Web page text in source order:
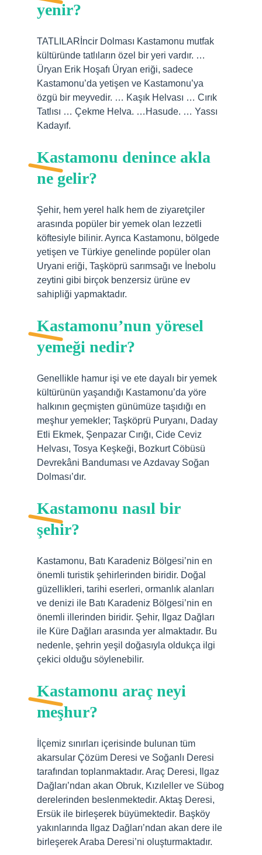
yenir?
TATLILARİncir Dolması Kastamonu mutfak
kültüründe tatlıların özel bir yeri vardır. …
Üryan Erik Hoşafı Üryan eriği, sadece
Kastamonu’da yetişen ve Kastamonu’ya
özgü bir meyvedir. … Kaşık Helvası … Cırık
Tatlısı … Çekme Helva. …Hasude. … Yassı
Kadayıf.
Kastamonu denince akla
ne gelir?
Şehir, hem yerel halk hem de ziyaretçiler
arasında popüler bir yemek olan lezzetli
köftesiyle bilinir. Ayrıca Kastamonu, bölgede
yetişen ve Türkiye genelinde popüler olan
Uryani eriği, Taşköprü sarımsağı ve İnebolu
zeytini gibi birçok benzersiz ürüne ev
sahipliği yapmaktadır.
Kastamonu’nun yöresel
yemeği nedir?
Genellikle hamur işi ve ete dayalı bir yemek
kültürünün yaşandığı Kastamonu’da yöre
halkının geçmişten günümüze taşıdığı en
meşhur yemekler; Taşköprü Puryanı, Daday
Etli Ekmek, Şenpazar Cırığı, Cide Ceviz
Helvası, Tosya Keşkeği, Bozkurt Cöbüsü
Devrekâni Banduması ve Azdavay Soğan
Dolması’dır.
Kastamonu nasıl bir
şehir?
Kastamonu, Batı Karadeniz Bölgesi’nin en
önemli turistik şehirlerinden biridir. Doğal
güzellikleri, tarihi eserleri, ormanlık alanları
ve denizi ile Batı Karadeniz Bölgesi’nin en
önemli illerinden biridir. Şehir, Ilgaz Dağları
ile Küre Dağları arasında yer almaktadır. Bu
nedenle, şehrin yeşil doğasıyla oldukça ilgi
çekici olduğu söylenebilir.
Kastamonu araç neyi
meşhur?
İlçemiz sınırları içerisinde bulunan tüm
akarsular Çözüm Deresi ve Soğanlı Deresi
tarafından toplanmaktadır. Araç Deresi, Ilgaz
Dağları’ndan akan Obruk, Kızıleller ve Sübog
derelerinden beslenmektedir. Aktaş Deresi,
Ersük ile birleşerek büyümektedir. Başköy
yakınlarında Ilgaz Dağları’ndan akan dere ile
birleşerek Araba Deresi’ni oluşturmaktadır.